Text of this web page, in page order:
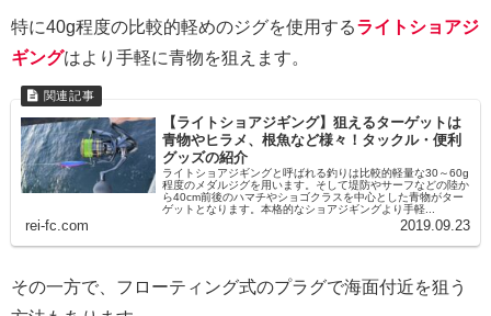
特に40g程度の比較的軽めのジグを使用するライトショアジ
ギングはより手軽に青物を狙えます。
【ライトショアジギング】狙えるターゲットは
青物やヒラメ、根魚など様々！タックル・便利
グッズの紹介
ライトショアジギングと呼ばれる釣りは比較的軽量な30～60g
程度のメダルジグを用います。そして堤防やサーフなどの陸か
ら40cm前後のハマチやショゴクラスを中心とした青物がター
ゲットとなります。本格的なショアジギングより手軽...
rei-fc.com 2019.09.23
その一方で、フローティング式のプラグで海面付近を狙う